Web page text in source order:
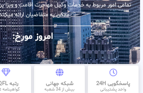
تمامی امور مربوط به خدمات وکیل مهاجرت اقامت و ویزا
ممکن به متقاضیان ارائه
امروز مورخ:
پاسخگویی 24H
واحد پشتیبانی
شبکه جهانی
بیش از 34 شعبه
رتبه MQFL
گواهینامه cess